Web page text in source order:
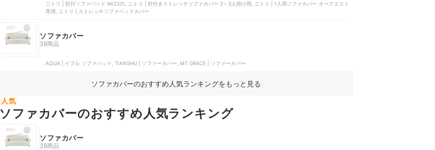
ニトリ | 肘付ソファパッド MI2201, ニトリ | 肘付きストレッチソファカバー 2～3人掛け用, ニトリ | 1人用ソファカバー オークエスト
専用, ニトリ | ストレッチソファベッドカバー
ソファカバー
38商品
AQUA | イブル ソファパッド, TIANSHU | ソファーカバー, MT GRACE | ソファーカバー
ソファカバーのおすすめ人気ランキングをもっと見る
人気
ソファカバーのおすすめ人気ランキング
ソファカバー
38商品